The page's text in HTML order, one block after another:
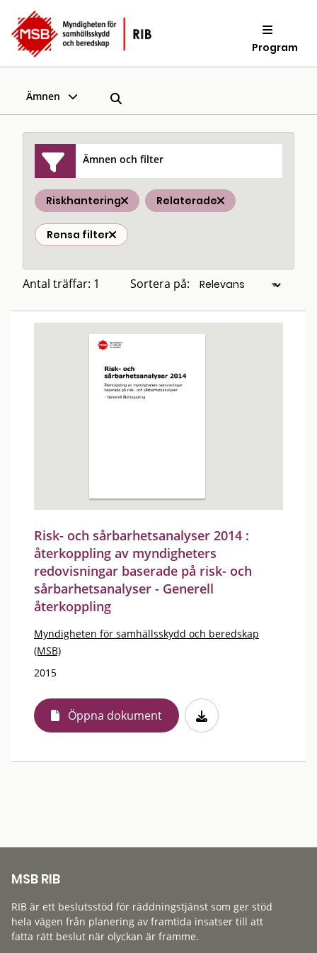
Program
Ämnen
Ämnen och filter
Riskhantering Relaterade
Rensa filter
Antal träffar: 1 Sortera på:
Risk- och sårbarhetsanalyser 2014 :
återkoppling av myndigheters
redovisningar baserade på risk- och
sårbarhetsanalyser - Generell
återkoppling
Myndigheten för samhällsskydd och beredskap
(MSB)
2015
Öppna dokument
MSB RIB
RIB är ett beslutsstöd för räddningstjänst som ger stöd
hela vägen från planering av framtida insatser till att
fatta rätt beslut när olyckan är framme.